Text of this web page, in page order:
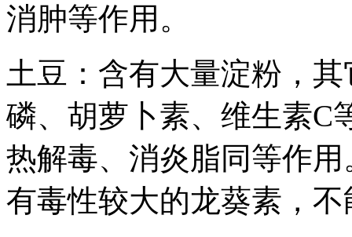
消肿等作用。
土豆：含有大量淀粉，
磷、胡萝卜素、维生素C
热解毒、消炎脂同等作
有毒性较大的龙葵素，